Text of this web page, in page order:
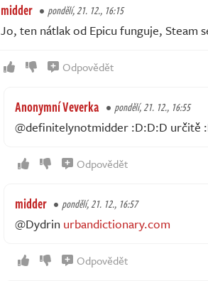
midder pondělí, 21. 12., 16:15
Jo, ten nátlak od Epicu funguje, Steam
Odpovědět
Anonymní Veverka pondělí, 21. 12., 16:55
@definitelynotmidder :D:D:D určitě
Odpovědět
midder pondělí, 21. 12., 16:57
@Dydrin urbandictionary.com
Odpovědět